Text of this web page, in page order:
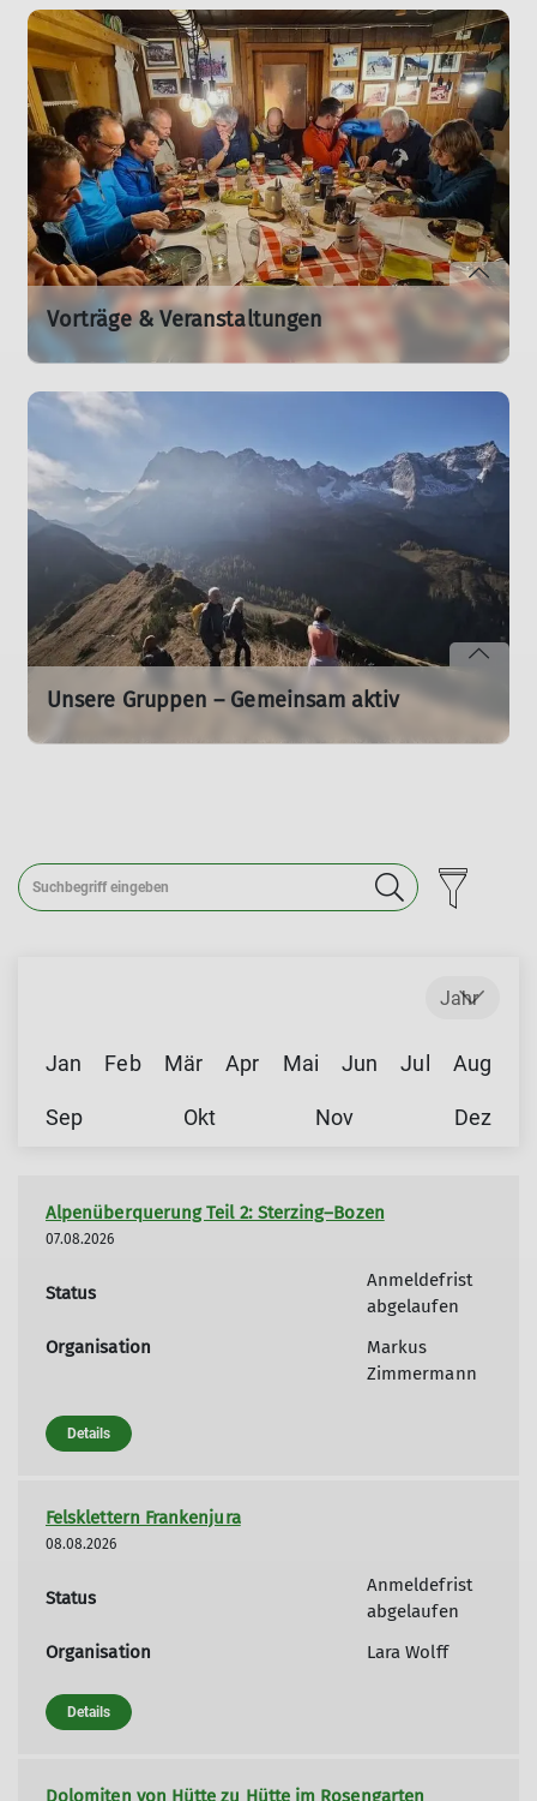
Sicherheitsausbildungen für alle Levels.
mehr erfahren
Vorträge & Veranstaltungen
Erlebt Vorträge, Feiern und das Vereinsleben – alle
Events unserer Sektion.
mehr erfahren
Unsere Gruppen – Gemeinsam aktiv
Für jedes Alter und Interesse: Werdet Teil unserer
mehr erfahren
Jahr
Jan Feb Mär Apr Mai Jun Jul Aug
Sep Okt Nov Dez
Alpenüberquerung Teil 2: Sterzing–Bozen
07.08.2026
Status
Anmeldefrist
abgelaufen
Organisation
Markus
Zimmermann
Details
Felsklettern Frankenjura
08.08.2026
Status
Anmeldefrist
abgelaufen
Organisation
Lara Wolff
Details
Dolomiten von Hütte zu Hütte im Rosengarten